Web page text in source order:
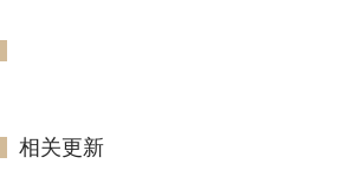
相关更新